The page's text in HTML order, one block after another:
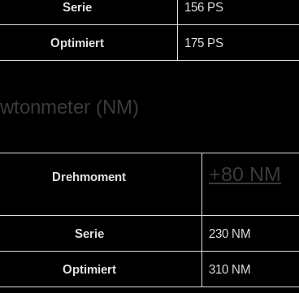
Serie 156 PS
Optimiert 175 PS
(NM)
Drehmoment +80 NM
Serie 230 NM
Optimiert 310 NM